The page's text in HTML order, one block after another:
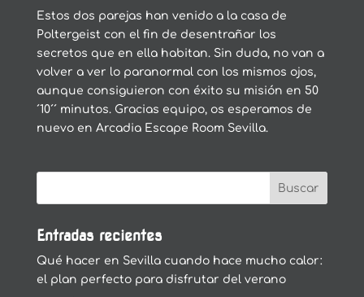
Estos dos parejas han venido a la casa de
Poltergeist con el fin de desentrañar los
secretos que en ella habitan. Sin duda, no van a
volver a ver lo paranormal con los mismos ojos,
aunque consiguieron con éxito su misión en 50
´10´´ minutos. Gracias equipo, os esperamos de
nuevo en Arcadia Escape Room Sevilla.
Entradas recientes
Qué hacer en Sevilla cuando hace mucho calor:
el plan perfecto para disfrutar del verano